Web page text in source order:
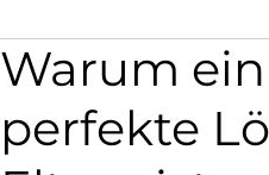
Warum
perfekte